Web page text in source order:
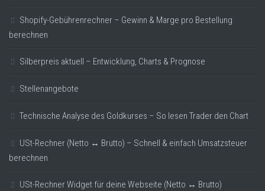
Shopify-Gebührenrechner – Gewinn & Marge pro Bestellung
berechnen
Silberpreis aktuell – Entwicklung, Charts & Prognose
Stellenangebote
Technische Analyse des Goldkurses – So lesen Trader den Chart
USt-Rechner (Netto ↔ Brutto) – Schnell & einfach Umsatzsteuer
berechnen
USt-Rechner Widget für deine Webseite (Netto ↔ Brutto)